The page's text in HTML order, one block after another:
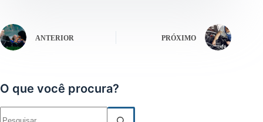
ANTERIOR PRÓXIMO
O que você procura?
Sem